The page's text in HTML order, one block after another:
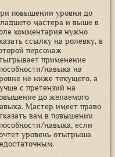
повышении уровня до
мастера и выше в
комментария нужно
ссылку на ролевку, в
персонаж
применение
навыка на
не ниже текущего, а
с претензий на
до желаемого
Мастер имеет право
вам в повышении
навыка, если
уровень отыгрыша